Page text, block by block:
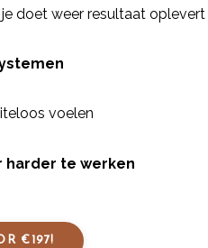
doet weer resultaat oplevert
voelen
harder te werken
€197!